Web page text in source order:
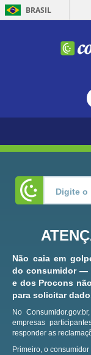
BRASIL
Não caia em
do consumidor —
e dos Procons
para solicitar
No
empresas
responder as
Primeiro, o